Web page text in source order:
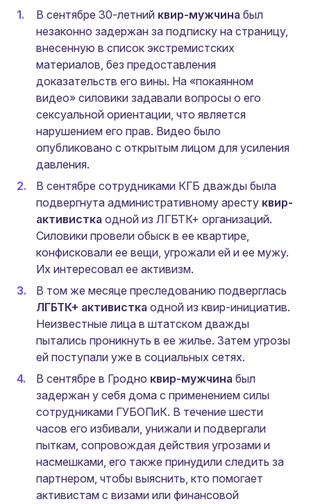
В сентябре 30-летний квир-мужчина был
незаконно задержан за подписку на страницу,
внесенную в список экстремистских
материалов, без предоставления
доказательств его вины. На «покаянном
видео» силовики задавали вопросы о его
сексуальной ориентации, что является
нарушением его прав. Видео было
опубликовано с открытым лицом для усиления
давления.
В сентябре сотрудниками КГБ дважды была
подвергнута административному аресту квир-
активистка одной из ЛГБТК+ организаций.
Силовики провели обыск в ее квартире,
конфисковали ее вещи, угрожали ей и ее мужу.
Их интересовал ее активизм.
В том же месяце преследованию подверглась
ЛГБТК+ активистка одной из квир-инициатив.
Неизвестные лица в штатском дважды
пытались проникнуть в ее жилье. Затем угрозы
ей поступали уже в социальных сетях.
В сентябре в Гродно квир-мужчина был
задержан у себя дома с применением силы
сотрудниками ГУБОПиК. В течение шести
часов его избивали, унижали и подвергали
пыткам, сопровождая действия угрозами и
насмешками, его также принудили следить за
партнером, чтобы выяснить, кто помогает
активистам с визами или финансовой